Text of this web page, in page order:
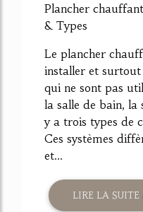
Plancher
& Types
Le plancher
installer et surtout
qui ne sont pas
la salle de bain, la
y a trois types de
Ces systèmes
et...
LIRE LA SUITE